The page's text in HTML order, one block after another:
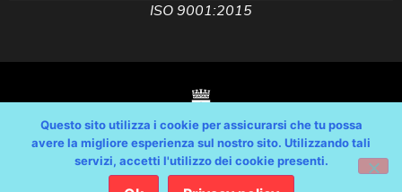
ISO 9001:2015
Copyright © Comune di Trieste – partita Iva 00210240321 – tutti i diritti
Questo sito utilizza i cookie per assicurarsi che tu possa
avere la migliore esperienza sul nostro sito. Utilizzando tali
servizi, accetti l'utilizzo dei cookie presenti.